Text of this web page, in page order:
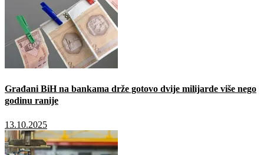
Građani BiH na bankama drže gotovo dvije milijarde više nego
godinu ranije
13.10.2025